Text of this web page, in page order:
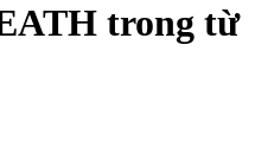
trong từ